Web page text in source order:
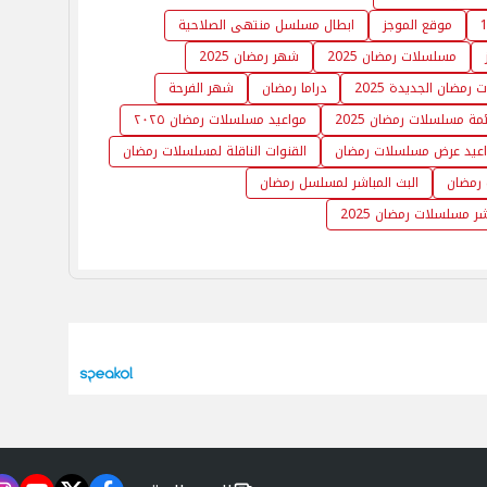
موقع الموجز
ابطال مسلسل منتهى الصلاحية
مسلسلات رمضان 2025
شهر رمضان 2025
الجديدة 2025 دراما رمضان
شهر الفرحة
مسلسلات رمضان 2025
مواعيد مسلسلات رمضان ٢٠٢٥
عرض مسلسلات رمضان
القنوات الناقلة لمسلسلات رمضان
البث المباشر لمسلسل رمضان
مسلسلات رمضان 2025